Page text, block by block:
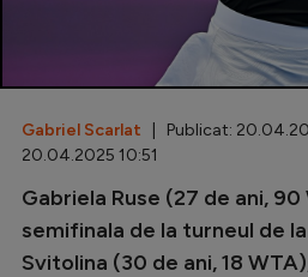
Special
Diverse
Inedit
Gabriel Scarlat | Publicat:
20.04.2025 10:51
Gabriela Ruse (27 de ani,
semifinala de la turneul de
Svitolina (30 de ani, 18